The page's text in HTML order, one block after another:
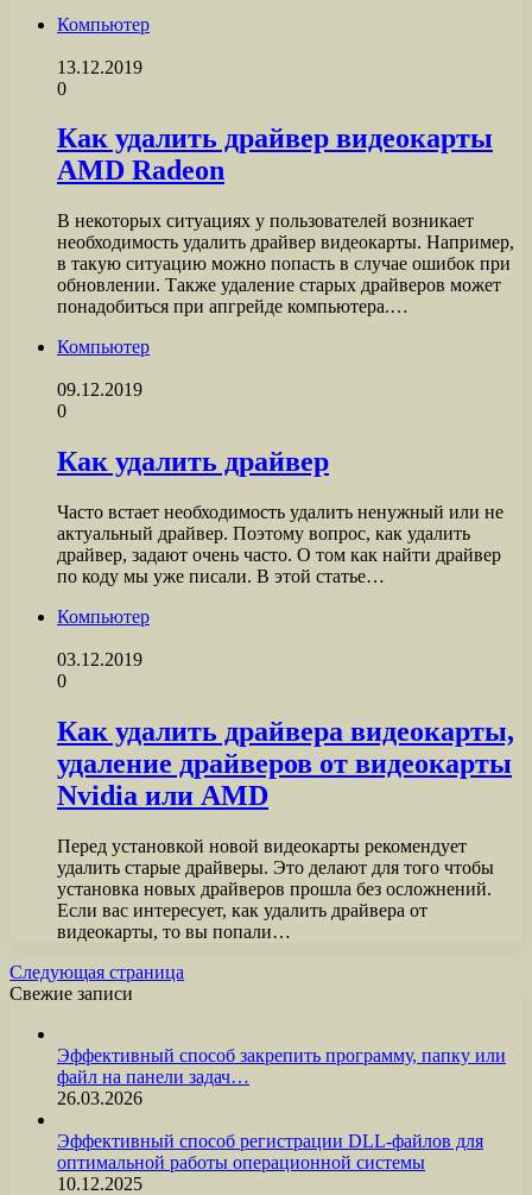
Компьютер
13.12.2019
0
Как удалить драйвер видеокарты
AMD Radeon
В некоторых ситуациях у пользователей возникает
необходимость удалить драйвер видеокарты. Например,
в такую ситуацию можно попасть в случае ошибок при
обновлении. Также удаление старых драйверов может
понадобиться при апгрейде компьютера.…
Компьютер
09.12.2019
0
Как удалить драйвер
Часто встает необходимость удалить ненужный или не
актуальный драйвер. Поэтому вопрос, как удалить
драйвер, задают очень часто. О том как найти драйвер
по коду мы уже писали. В этой статье…
Компьютер
03.12.2019
0
Как удалить драйвера видеокарты,
удаление драйверов от видеокарты
Nvidia или AMD
Перед установкой новой видеокарты рекомендует
удалить старые драйверы. Это делают для того чтобы
установка новых драйверов прошла без осложнений.
Если вас интересует, как удалить драйвера от
видеокарты, то вы попали…
Следующая страница
Свежие записи
Эффективный способ закрепить программу, папку или
файл на панели задач…
26.03.2026
Эффективный способ регистрации DLL-файлов для
оптимальной работы операционной системы
10.12.2025